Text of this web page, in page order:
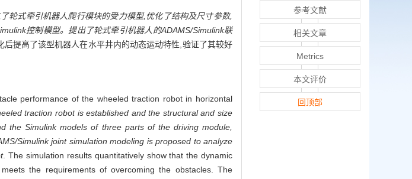
了轮式牵引机器人爬行模块的受力模型,优化了结构及尺寸参数,
控制模型。提出了轮式牵引机器人的ADAMS/Simulink联
后提高了该型机器人在水平井内的动态运动特性,验证了其较好
performance of the wheeled traction robot in horizontal
traction robot is established and the structural and size
the Simulink models of three parts of the driving module,
Simulink joint simulation modeling is proposed to analyze
. The simulation results quantitatively show that the dynamic
the requirements of overcoming the obstacles. The
参考文献
相关文章
Metrics
本文评价
回顶部